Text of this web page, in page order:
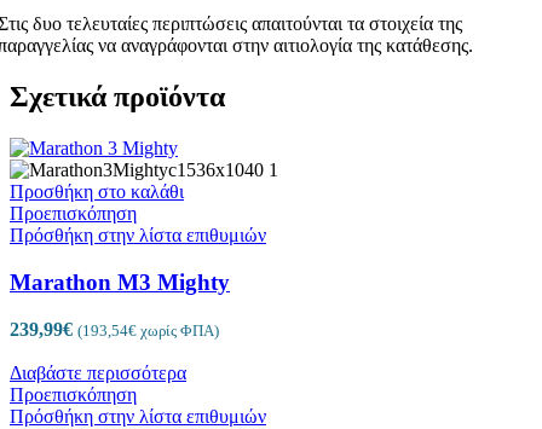
δυο τελευταίες περιπτώσεις απαιτούνται τα στοιχεία της
να αναγράφονται στην αιτιολογία της κατάθεσης.
Σχετικά προϊόντα
Προσθήκη στο καλάθι
Προεπισκόπηση
Πρόσθήκη στην λίστα επιθυμιών
Marathon M3 Mighty
239,99€ (193,54€ χωρίς ΦΠΑ)
Διαβάστε περισσότερα
Προεπισκόπηση
Πρόσθήκη στην λίστα επιθυμιών